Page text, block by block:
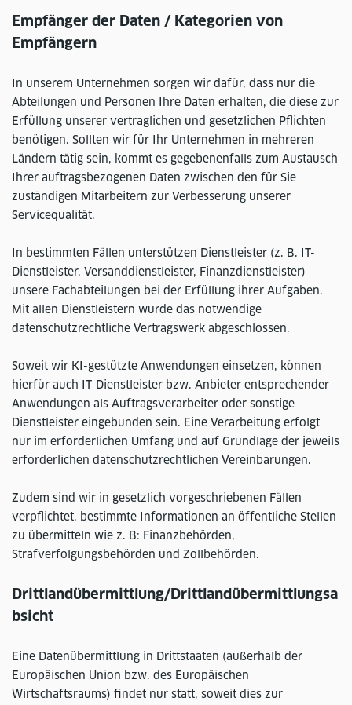
Empfänger der Daten / Kategorien von
Empfängern
In unserem Unternehmen sorgen wir dafür, dass nur die
Abteilungen und Personen Ihre Daten erhalten, die diese zur
Erfüllung unserer vertraglichen und gesetzlichen Pflichten
benötigen. Sollten wir für Ihr Unternehmen in mehreren
Ländern tätig sein, kommt es gegebenenfalls zum Austausch
Ihrer auftragsbezogenen Daten zwischen den für Sie
zuständigen Mitarbeitern zur Verbesserung unserer
Servicequalität.
In bestimmten Fällen unterstützen Dienstleister (z. B. IT-
Dienstleister, Versanddienstleister, Finanzdienstleister)
unsere Fachabteilungen bei der Erfüllung ihrer Aufgaben.
Mit allen Dienstleistern wurde das notwendige
datenschutzrechtliche Vertragswerk abgeschlossen.
Soweit wir KI-gestützte Anwendungen einsetzen, können
hierfür auch IT-Dienstleister bzw. Anbieter entsprechender
Anwendungen als Auftragsverarbeiter oder sonstige
Dienstleister eingebunden sein. Eine Verarbeitung erfolgt
nur im erforderlichen Umfang und auf Grundlage der jeweils
erforderlichen datenschutzrechtlichen Vereinbarungen.
Zudem sind wir in gesetzlich vorgeschriebenen Fällen
verpflichtet, bestimmte Informationen an öffentliche Stellen
zu übermitteln wie z. B: Finanzbehörden,
Strafverfolgungsbehörden und Zollbehörden.
Drittlandübermittlung/Drittlandübermittlungsa
bsicht
Eine Datenübermittlung in Drittstaaten (außerhalb der
Europäischen Union bzw. des Europäischen
Wirtschaftsraums) findet nur statt, soweit dies zur